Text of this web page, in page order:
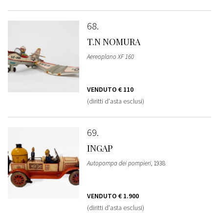
68
T.N NOMURA
Aereoplano XF 160
VENDUTO € 110
(diritti d'asta esclusi)
69
INGAP
Autopompa dei pompieri, 1938
VENDUTO € 1.900
(diritti d'asta esclusi)